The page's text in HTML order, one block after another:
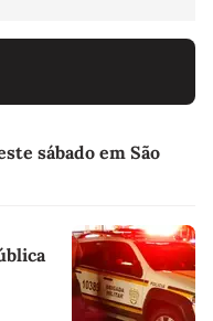
sábado em São